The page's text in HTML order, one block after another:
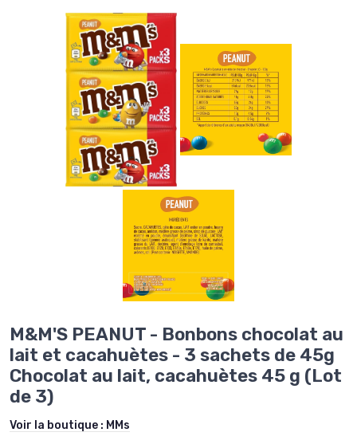
M&M'S PEANUT - Bonbons chocolat au
lait et cacahuètes - 3 sachets de 45g
Chocolat au lait, cacahuètes 45 g (Lot
de 3)
Voir la boutique : MMs